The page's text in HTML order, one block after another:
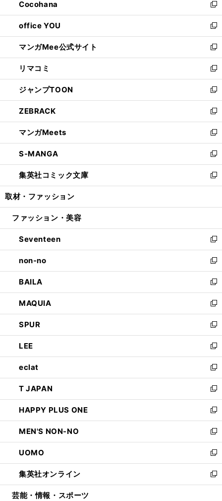
く
で
開
く
ド
ウ
で
開
く
い
ウ
ィ
ン
ド
ウ
で
開
く
Cocohana
新
し
い
ウ
ィ
ン
ド
ウ
で
開
く
office YOU
新
し
い
ウ
ィ
ン
ド
ウ
で
開
く
マンガMee公式サイト
新
し
い
ウ
ィ
ン
ド
ウ
で
開
く
リマコミ
新
し
い
ウ
ィ
ン
ド
ウ
で
開
く
ジャンプTOON
新
し
い
ウ
ィ
ン
ド
ウ
で
開
ZEBRACK
新
し
い
ウ
ィ
ン
ド
ウ
開
マンガMeets
新
し
い
ウ
ィ
ン
ウ
開
く
S-MANGA
新
し
い
ウ
ン
ウ
で
開
く
集英社コミック文庫
新
し
ウ
ン
ド
ウ
で
開
く
取材・ファッション
ファッション・美容
Seventeen
新
し
い
ウ
ィ
ン
ド
ウ
で
開
く
non-no
新
し
い
ウ
ィ
ン
ド
ウ
で
開
く
BAILA
新
し
い
ウ
ィ
ン
ド
ウ
で
開
く
MAQUIA
新
し
い
ウ
ィ
ン
ド
ウ
で
開
く
SPUR
新
し
い
ウ
ィ
ン
ド
ウ
で
開
く
LEE
新
し
い
ウ
ィ
ン
ド
ウ
で
開
く
eclat
新
し
い
ウ
ィ
ン
ド
ウ
で
開
く
T JAPAN
新
し
い
ウ
ィ
ン
ド
ウ
で
開
HAPPY PLUS ONE
新
し
い
ウ
ィ
ン
ド
ウ
MEN'S NON-NO
新
し
い
ウ
ィ
ン
UOMO
新
し
い
ウ
集英社オンライン
新
し
芸能・情報・スポーツ